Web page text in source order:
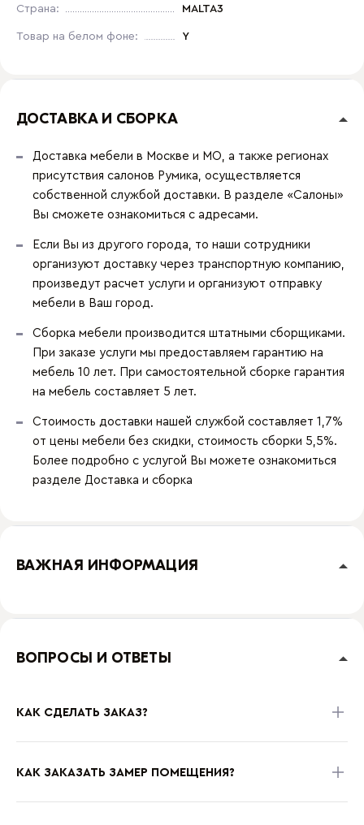
Страна: MALTA3
Товар на белом фоне: Y
ДОСТАВКА И СБОРКА
Доставка мебели в Москве и МО, а также регионах
присутствия салонов Румика, осуществляется
собственной службой доставки. В разделе «Салоны»
Вы сможете ознакомиться с адресами.
Если Вы из другого города, то наши сотрудники
организуют доставку через транспортную компанию,
произведут расчет услуги и организуют отправку
мебели в Ваш город.
Сборка мебели производится штатными сборщиками.
При заказе услуги мы предоставляем гарантию на
мебель 10 лет. При самостоятельной сборке гарантия
на мебель составляет 5 лет.
Стоимость доставки нашей службой составляет 1,7%
от цены мебели без скидки, стоимость сборки 5,5%.
Более подробно с услугой Вы можете ознакомиться
разделе Доставка и сборка
ВАЖНАЯ ИНФОРМАЦИЯ
ВОПРОСЫ И ОТВЕТЫ
КАК СДЕЛАТЬ ЗАКАЗ?
КАК ЗАКАЗАТЬ ЗАМЕР ПОМЕЩЕНИЯ?